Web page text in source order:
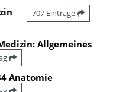
707 Einträge
Allgemeines
Anatomie